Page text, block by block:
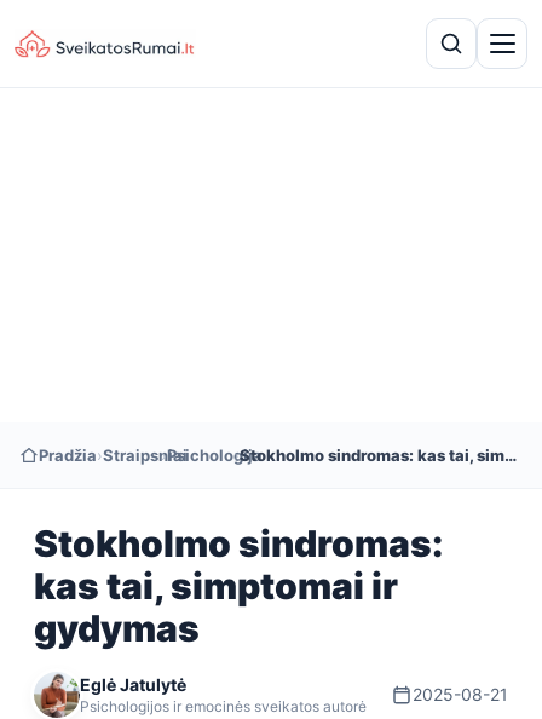
Pradžia›Straipsniai
›Psichologija
› Stokholmo sindromas: kas tai, simptomai ir gydymas
Stokholmo sindromas:
kas tai, simptomai ir
gydymas
Eglė Jatulytė
Psichologijos ir emocinės sveikatos autorė
2025-08-21